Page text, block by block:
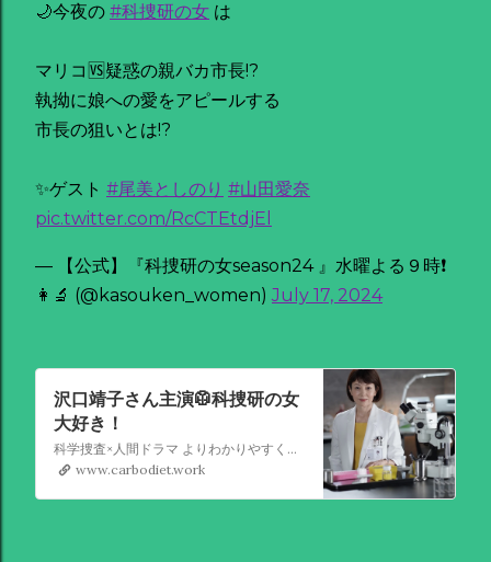
🌙今夜の #科捜研の女 は
マリコ🆚疑惑の親バカ市長!?
執拗に娘への愛をアピールする
市長の狙いとは!?
✨ゲスト #尾美としのり #山田愛奈
pic.twitter.com/RcCTEtdjEl
— 【公式】『科捜研の女season24 』水曜よる９時❗️
👩‍🔬 (@kasouken_women)July 17, 2024
沢口靖子さん主演🥼科捜研の女
大好き！
科学捜査×人間ドラマ よりわかりやすく、よりエモーショナルに!! 節目の25周年！【原点回帰】で シリーズ史上最高 心揺さぶるミステリーへ！ シリーズ誕生25周年！ この夏、【水曜よる９時】枠で新シーズン始動！ 1999年のスタート以来、現行連続ドラマ最多シリーズ記録を更新し続けている沢口靖
www.carbodiet.work